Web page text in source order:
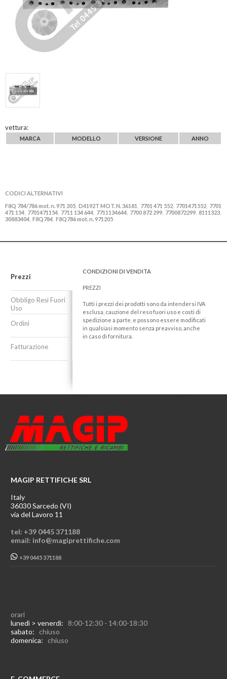
vettura:
MARCA MODELLO VERSIONE ANNO
CODICI ALTERNATIVI
F8Q 784/786 mot. n. 971 205 D4192T MOT. N. 36181 7701 471 552 7701471552 7701
471 154 7701471154 7711 134 644 7711134644 7700 872 299 7700872299 8111323
30883404 F8Q784 F8Q786 mot. n. 971205
Prezzi
Obbligo Resi Fuori
Uso
Ordini
Fatturazione
CONDIZIONI DI VENDITA
PREZZI
Tutti i prezzi dei prodotti sono da intendersi IVA
esclusa, cauzione del reso fuori uso e costi di
spedizione a parte, e possono essere modificati
in qualsiasi momento senza preavviso, anche
in caso di fornitura.
MAGIP RETTIFICHE SRL
Italy
36030 Sarcedo (VI)
via del Lavoro 11
tel: +39 0445 371188
email: info@magiprettifiche.com
+39 0445 371188
orari
lunedì > venerdì: 8:00-12:30 - 14:00-18:30
sabato: chiuso
domenica: chiuso